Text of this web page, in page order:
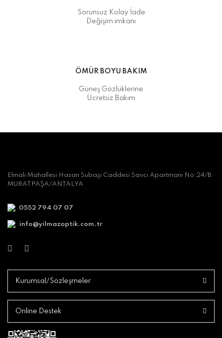
Sorunsuz Kolay İade
Değişim imkanı
ÖMÜR BOYU BAKIM
Güneş Gözlüklerine
Ücretsiz Bakım
Elmalı Mahallesi Hasan Subaşı Caddesi Savcı Apartmanı No:24/B
MURATPAŞA/ANTALYA
0552 794 07 07
info@yilmazoptik.com.tr
Kurumsal/Sözleşmeler
Online Destek